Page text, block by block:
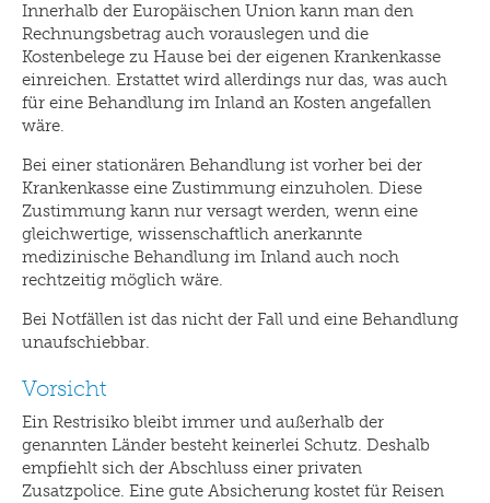
Innerhalb der Europäischen Union kann man den
Rechnungsbetrag auch vorauslegen und die
Kostenbelege zu Hause bei der eigenen Krankenkasse
einreichen. Erstattet wird allerdings nur das, was auch
für eine Behandlung im Inland an Kosten angefallen
wäre.
Bei einer stationären Behandlung ist vorher bei der
Krankenkasse eine Zustimmung einzuholen. Diese
Zustimmung kann nur versagt werden, wenn eine
gleichwertige, wissenschaftlich anerkannte
medizinische Behandlung im Inland auch noch
rechtzeitig möglich wäre.
Bei Notfällen ist das nicht der Fall und eine Behandlung
unaufschiebbar.
Vorsicht
Ein Restrisiko bleibt immer und außerhalb der
genannten Länder besteht keinerlei Schutz. Deshalb
empfiehlt sich der Abschluss einer privaten
Zusatzpolice. Eine gute Absicherung kostet für Reisen